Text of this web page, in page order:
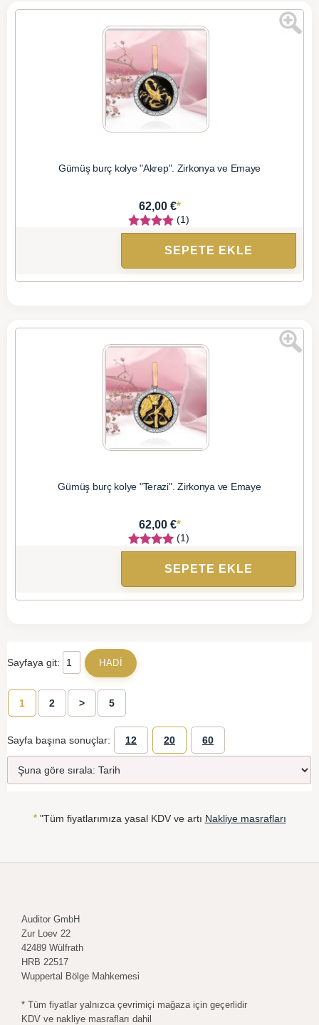
Gümüş burç kolye "Akrep". Zirkonya ve Emaye
62,00 €*
(1)
SEPETE EKLE
Gümüş burç kolye "Terazi". Zirkonya ve Emaye
62,00 €*
(1)
SEPETE EKLE
Sayfaya git:
1 2 > 5
Sayfa başına sonuçlar: 12 20 60
*"Tüm fiyatlarımıza yasal KDV ve artı Nakliye masrafları
Auditor GmbH
Zur Loev 22
42489 Wülfrath
HRB 22517
Wuppertal Bölge Mahkemesi
* Tüm fiyatlar yalnızca çevrimiçi mağaza için geçerlidir
KDV ve nakliye masrafları dahil